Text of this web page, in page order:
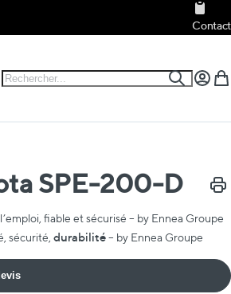
Contact
Rechercher
Mon
SPE-200-D
l’emploi, fiable et sécurisé – by Ennea Groupe
sécurité, durabilité– by Ennea Groupe